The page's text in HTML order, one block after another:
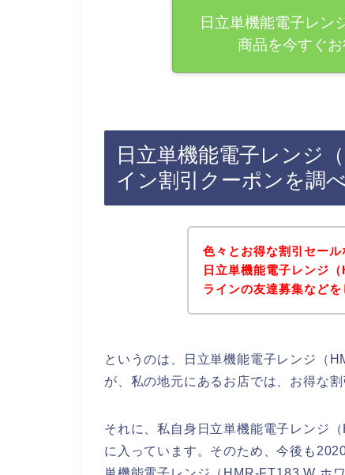
日立単機能電子レン
商品を今すぐ
日立単機能電子レンジ
イン割引クーポンを調
色々とお得な割引セール
日立単機能電子レンジ
ラインの友達募集などを
というのは、日立単機能電子レンジ（
が、私の地元にあるお店では、お得な
それに、私自身日立単機能電子レンジ
に入っています。そのため、今後も